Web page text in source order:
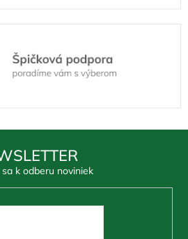
k odberu noviniek